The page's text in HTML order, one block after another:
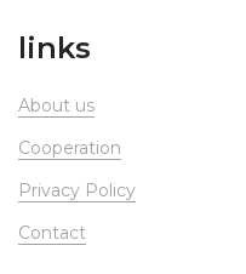
links
About us
Сooperation
Privacy Policy
Contact